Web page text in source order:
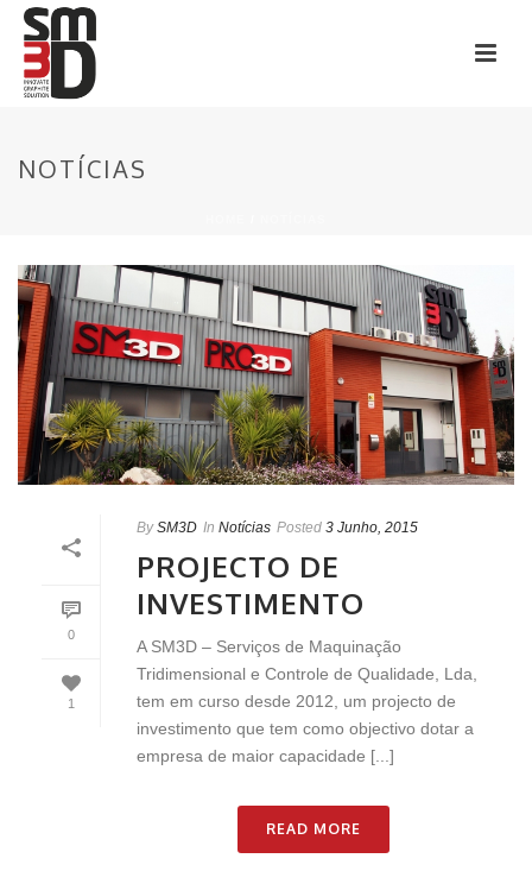
NOTÍCIAS
0
1
By SM3D In Notícias Posted 3 Junho, 2015
PROJECTO DE
INVESTIMENTO
A SM3D – Serviços de Maquinação
Tridimensional e Controle de Qualidade, Lda,
tem em curso desde 2012, um projecto de
investimento que tem como objectivo dotar a
empresa de maior capacidade [...]
READ MORE